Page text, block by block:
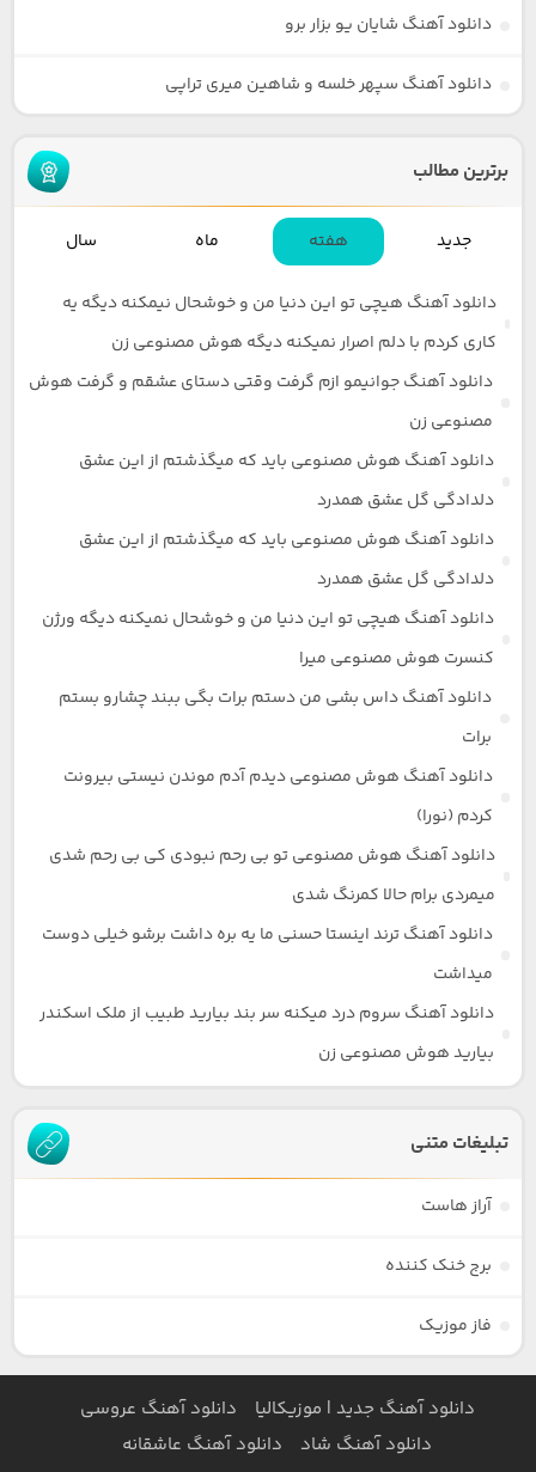
دانلود آهنگ شایان یو بزار برو
دانلود آهنگ سپهر خلسه و شاهین میری تراپی
برترین مطالب
جدید هفته ماه سال
دانلود آهنگ هیچی تو این دنیا من و خوشحال نیمکنه دیگه یه
کاری کردم با دلم اصرار نمیکنه دیگه هوش مصنوعی زن
دانلود آهنگ جوانیمو ازم گرفت وقتی دستای عشقم و گرفت هوش
مصنوعی زن
دانلود آهنگ هوش مصنوعی باید که میگذشتم از این عشق
دلدادگی گل عشق همدرد
دانلود آهنگ هوش مصنوعی باید که میگذشتم از این عشق
دلدادگی گل عشق همدرد
دانلود آهنگ هیچی تو این دنیا من و خوشحال نمیکنه دیگه ورژن
کنسرت هوش مصنوعی میرا
دانلود آهنگ داس بشی من دستم برات بگی ببند چشارو بستم
برات
دانلود آهنگ هوش مصنوعی دیدم آدم موندن نیستی بیرونت
کردم (نورا)
دانلود آهنگ هوش مصنوعی تو بی رحم نبودی کی بی رحم شدی
میمردی برام حالا کمرنگ شدی
دانلود آهنگ ترند اینستا حسنی ما یه بره داشت برشو خیلی دوست
میداشت
دانلود آهنگ سروم درد میکنه سر بند بیارید طبیب از ملک اسکندر
بیارید هوش مصنوعی زن
تبلیغات متنی
آراز هاست
برج خنک کننده
فاز موزیک
دانلود آهنگ جدید | موزیکالیا
دانلود آهنگ عروسی
دانلود آهنگ شاد
دانلود آهنگ عاشقانه